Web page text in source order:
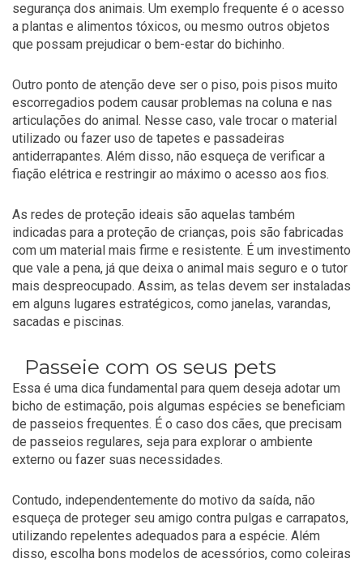
segurança dos animais. Um exemplo frequente é o acesso
a plantas e alimentos tóxicos, ou mesmo outros objetos
que possam prejudicar o bem-estar do bichinho.
Outro ponto de atenção deve ser o piso, pois pisos muito
escorregadios podem causar problemas na coluna e nas
articulações do animal. Nesse caso, vale trocar o material
utilizado ou fazer uso de tapetes e passadeiras
antiderrapantes. Além disso, não esqueça de verificar a
fiação elétrica e restringir ao máximo o acesso aos fios.
As redes de proteção ideais são aquelas também
indicadas para a proteção de crianças, pois são fabricadas
com um material mais firme e resistente. É um investimento
que vale a pena, já que deixa o animal mais seguro e o tutor
mais despreocupado. Assim, as telas devem ser instaladas
em alguns lugares estratégicos, como janelas, varandas,
sacadas e piscinas.
Passeie com os seus pets
Essa é uma dica fundamental para quem deseja adotar um
bicho de estimação, pois algumas espécies se beneficiam
de passeios frequentes. É o caso dos cães, que precisam
de passeios regulares, seja para explorar o ambiente
externo ou fazer suas necessidades.
Contudo, independentemente do motivo da saída, não
esqueça de proteger seu amigo contra pulgas e carrapatos,
utilizando repelentes adequados para a espécie. Além
disso, escolha bons modelos de acessórios, como coleiras